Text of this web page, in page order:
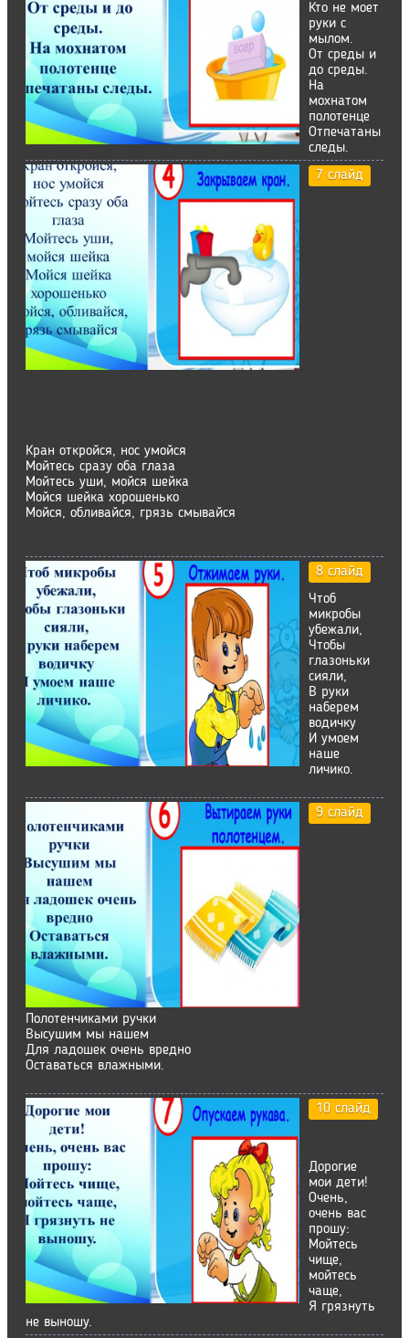
Кто не моет
руки с
мылом.
От среды и
до среды.
На
мохнатом
полотенце
Отпечатаны
следы.
7 слайд
Кран откройся, нос умойся
Мойтесь сразу оба глаза
Мойтесь уши, мойся шейка
Мойся шейка хорошенько
Мойся, обливайся, грязь смывайся
8 слайд
Чтоб
микробы
убежали,
Чтобы
глазоньки
сияли,
В руки
наберем
водичку
И умоем
наше
личико.
9 слайд
Полотенчиками ручки
Высушим мы нашем
Для ладошек очень вредно
Оставаться влажными.
10 слайд
Дорогие
мои дети!
Очень,
очень вас
прошу:
Мойтесь
чище,
мойтесь
чаще,
Я грязнуть
не выношу.